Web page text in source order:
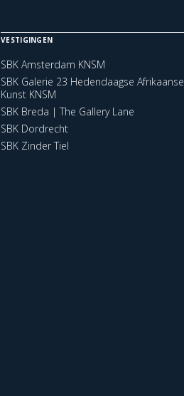
VESTIGINGEN
SBK Amsterdam KNSM
SBK Galerie 23 Hedendaagse Afrikaanse
Kunst KNSM
SBK Breda | The Gallery Lane
SBK Dordrecht
SBK Zinder Tiel